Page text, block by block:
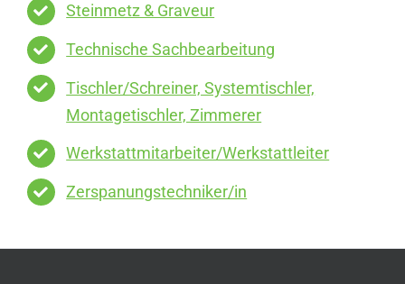
Steinmetz & Graveur
Technische Sachbearbeitung
Tischler/Schreiner, Systemtischler,
Montagetischler, Zimmerer
Werkstattmitarbeiter/Werkstattleiter
Zerspanungstechniker/in